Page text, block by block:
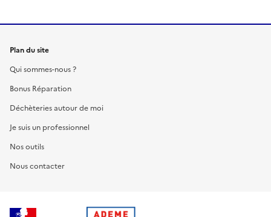
Plan du site
Qui sommes-nous ?
Bonus Réparation
Déchèteries autour de moi
Je suis un professionnel
Nos outils
Nous contacter